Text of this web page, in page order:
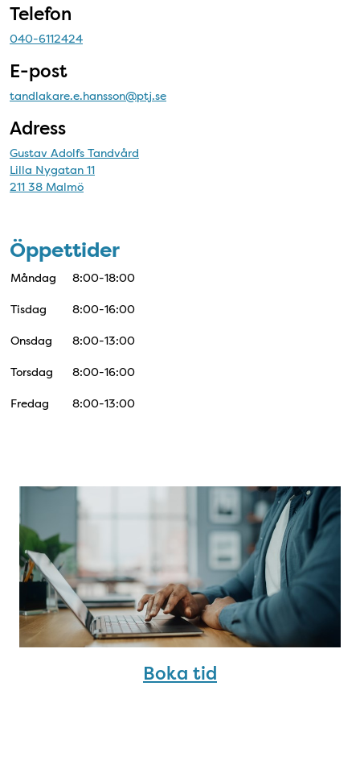
Telefon
040-6112424
E-post
tandlakare.e.hansson@ptj.se
Adress
Gustav Adolfs Tandvård
Lilla Nygatan 11
211 38 Malmö
Öppettider
Måndag 8:00-18:00
Tisdag 8:00-16:00
Onsdag 8:00-13:00
Torsdag 8:00-16:00
Fredag 8:00-13:00
Boka tid Team Hansson
Boka tid